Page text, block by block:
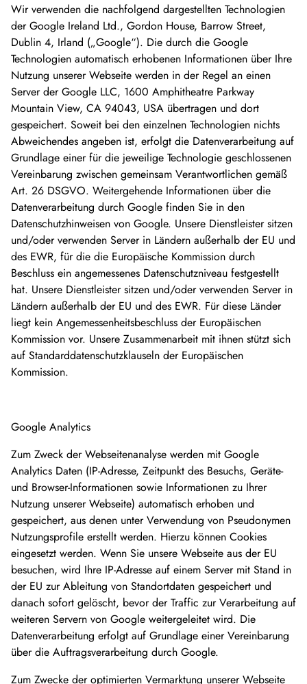
Wir verwenden die nachfolgend dargestellten Technologien
der Google Ireland Ltd., Gordon House, Barrow Street,
Dublin 4, Irland („Google“). Die durch die Google
Technologien automatisch erhobenen Informationen über Ihre
Nutzung unserer Webseite werden in der Regel an einen
Server der Google LLC, 1600 Amphitheatre Parkway
Mountain View, CA 94043, USA übertragen und dort
gespeichert. Soweit bei den einzelnen Technologien nichts
Abweichendes angeben ist, erfolgt die Datenverarbeitung auf
Grundlage einer für die jeweilige Technologie geschlossenen
Vereinbarung zwischen gemeinsam Verantwortlichen gemäß
Art. 26 DSGVO. Weitergehende Informationen über die
Datenverarbeitung durch Google finden Sie in den
Datenschutzhinweisen von Google. Unsere Dienstleister sitzen
und/oder verwenden Server in Ländern außerhalb der EU und
des EWR, für die die Europäische Kommission durch
Beschluss ein angemessenes Datenschutzniveau festgestellt
hat. Unsere Dienstleister sitzen und/oder verwenden Server in
Ländern außerhalb der EU und des EWR. Für diese Länder
liegt kein Angemessenheitsbeschluss der Europäischen
Kommission vor. Unsere Zusammenarbeit mit ihnen stützt sich
auf Standarddatenschutzklauseln der Europäischen
Kommission.
Google Analytics
Zum Zweck der Webseitenanalyse werden mit Google
Analytics Daten (IP-Adresse, Zeitpunkt des Besuchs, Geräte-
und Browser-Informationen sowie Informationen zu Ihrer
Nutzung unserer Webseite) automatisch erhoben und
gespeichert, aus denen unter Verwendung von Pseudonymen
Nutzungsprofile erstellt werden. Hierzu können Cookies
eingesetzt werden. Wenn Sie unsere Webseite aus der EU
besuchen, wird Ihre IP-Adresse auf einem Server mit Stand in
der EU zur Ableitung von Standortdaten gespeichert und
danach sofort gelöscht, bevor der Traffic zur Verarbeitung auf
weiteren Servern von Google weitergeleitet wird. Die
Datenverarbeitung erfolgt auf Grundlage einer Vereinbarung
über die Auftragsverarbeitung durch Google.
Zum Zwecke der optimierten Vermarktung unserer Webseite